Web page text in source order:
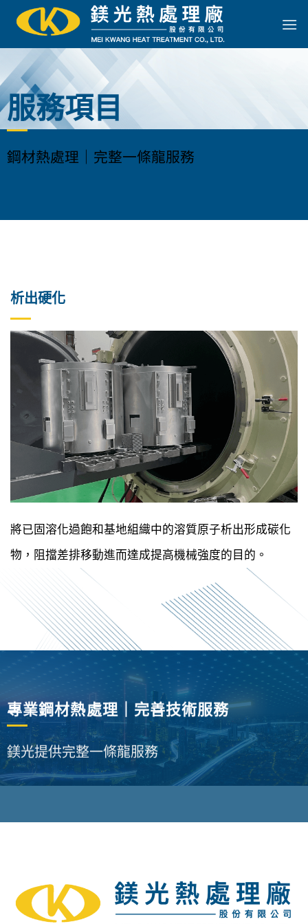
服務項目
鋼材熱處理｜完整一條龍服務
析出硬化
將已固溶化過飽和基地組織中的溶質原子析出形成碳化
物，阻擋差排移動進而達成提高機械強度的目的。
專業鋼材熱處理｜完善技術服務
鎂光提供完整一條龍服務